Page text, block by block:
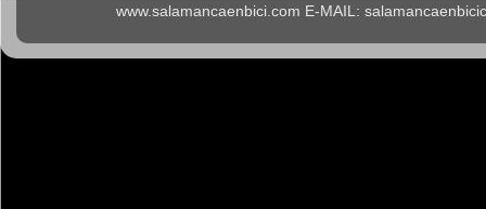
www.salamancaenbici.com E-MAIL: